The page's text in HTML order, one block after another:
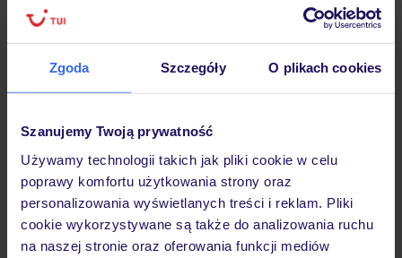
Zgoda Szczegóły O plikach cookies
Szanujemy Twoją prywatność
Używamy technologii takich jak pliki cookie w celu
poprawy komfortu użytkowania strony oraz
personalizowania wyświetlanych treści i reklam. Pliki
cookie wykorzystywane są także do analizowania ruchu
na naszej stronie oraz oferowania funkcji mediów
Hotel
Opinie
Pokoje